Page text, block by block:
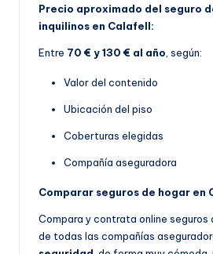
Precio aproximado del seguro
inquilinos en Calafell:
Entre 70 € y 130 € al año, según:
Valor del contenido
Ubicación del piso
Coberturas elegidas
Compañía aseguradora
Comparar seguros de hogar en
Compara y contrata online seguros
de todas las compañías